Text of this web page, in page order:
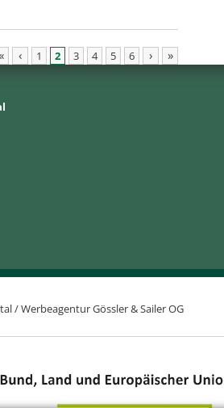
‹ 1 2 3 4 5 6 › »
/Werbeagentur Gössler & Sailer OG